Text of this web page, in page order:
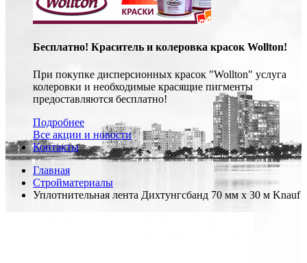
Бесплатно! Краситель и колеровка красок Wollton!
При покупке дисперсионных красок "Wollton" услуга
колеровки и необходимые красящие пигменты
предоставляются бесплатно!
Подробнее
Все акции и новости
Контакты
Главная
Стройматериалы
Уплотнительная лента Дихтунгсбанд 70 мм х 30 м Knauf